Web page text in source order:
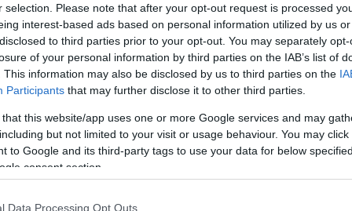
selection. Please note that after your opt-out request is processed
interest-based ads based on personal information utilized by us
to third parties prior to your opt-out. You may separately
of your personal information by third parties on the IAB’s list of
This information may also be disclosed by us to third parties on the
Participants that may further disclose it to other third parties.
that this website/app uses one or more Google services and may
but not limited to your visit or usage behaviour. You may
to Google and its third-party tags to use your data for below
consent section.
Data Processing Opt Outs
το ΕΘΝΟΣ στη Google
bar της
επιχειρηματία, ο οποίος λέγεται ότι
για τονKiril Domunchiev,
τηςποδοσφαιρικής ομάδας
νησί των Ανέμων για να περάσει μέρος